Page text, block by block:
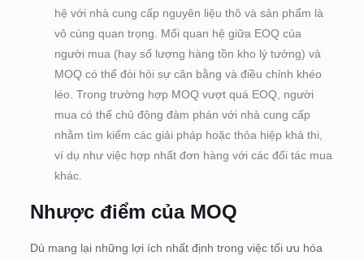
hệ với nhà cung cấp nguyên liệu thô và sản phẩm là
vô cùng quan trọng. Mối quan hệ giữa EOQ của
người mua (hay số lượng hàng tồn kho lý tưởng) và
MOQ có thể đòi hỏi sự cân bằng và điều chỉnh khéo
léo. Trong trường hợp MOQ vượt quá EOQ, người
mua có thể chủ động đàm phán với nhà cung cấp
nhằm tìm kiếm các giải pháp hoặc thỏa hiệp khả thi,
ví dụ như việc hợp nhất đơn hàng với các đối tác mua
khác.
Nhược điểm của MOQ
Dù mang lại những lợi ích nhất định trong việc tối ưu hóa